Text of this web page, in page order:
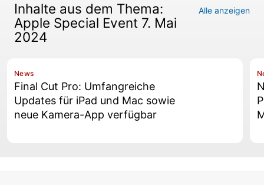
Inhalte aus dem Thema:
Apple Special Event 7. Mai
2024
Alle anzeigen
News
Final Cut Pro: Umfangreiche
Updates für iPad und Mac sowie
neue Kamera-App verfügbar